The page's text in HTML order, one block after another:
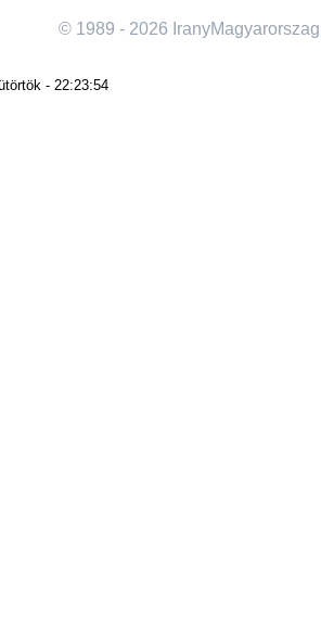
© 1989 - 2026
- 22:23:54